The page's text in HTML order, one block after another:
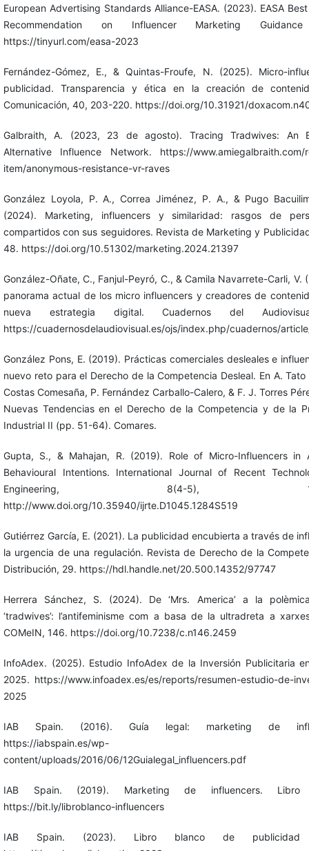
European Advertising Standards Alliance-EASA. (2023). EASA
Recommendation on Influencer Marketing
https://tinyurl.com/easa-2023
Fernández-Gómez, E., & Quintas-Froufe, N. (2025). Micro-
publicidad. Transparencia y ética en la creación de
Comunicación, 40, 203-220. https://doi.org/10.31921/
Galbraith, A. (2023, 23 de agosto). Tracing Tradwives: An
Alternative Influence Network. https://www.amiegalbraith.com/
item/anonymous-resistance-vr-raves
González Loyola, P. A., Correa Jiménez, P. A., & Pugo
(2024). Marketing, influencers y similaridad: rasgos de
compartidos con sus seguidores. Revista de Marketing y
48. https://doi.org/10.51302/marketing.2024.21397
González-Oñate, C., Fanjul-Peyró, C., & Camila Navarrete-Carli, V.
panorama actual de los micro influencers y creadores de
nueva estrategia digital. Cuadernos del
https://cuadernosdelaudiovisual.es/ojs/index.php/cuadernos/
González Pons, E. (2019). Prácticas comerciales desleales e
nuevo reto para el Derecho de la Competencia Desleal. En A.
Costas Comesaña, P. Fernández Carballo-Calero, & F. J. Torres
Nuevas Tendencias en el Derecho de la Competencia y de la
Industrial II (pp. 51-64). Comares.
Gupta, S., & Mahajan, R. (2019). Role of Micro-Influencers in
Behavioural Intentions. International Journal of Recent
Engineering, 8(4-5), 189-
http://www.doi.org/10.35940/ijrte.D1045.1284S519
Gutiérrez García, E. (2021). La publicidad encubierta a través de
la urgencia de una regulación. Revista de Derecho de la
Distribución, 29. https://hdl.handle.net/20.500.14352/97747
Herrera Sánchez, S. (2024). De ‘Mrs. America’ a la
‘tradwives’: l’antifeminisme com a basa de la ultradreta a
COMeIN, 146. https://doi.org/10.7238/c.n146.2459
InfoAdex. (2025). Estudio InfoAdex de la Inversión Publicitaria
2025. https://www.infoadex.es/es/reports/resumen-estudio-de-
2025
IAB Spain. (2016). Guía legal: marketing de
https://iabspain.es/wp-
content/uploads/2016/06/12Guialegal_influencers.pdf
IAB Spain. (2019). Marketing de influencers. Libro
https://bit.ly/libroblanco-influencers
IAB Spain. (2023). Libro blanco de publicidad